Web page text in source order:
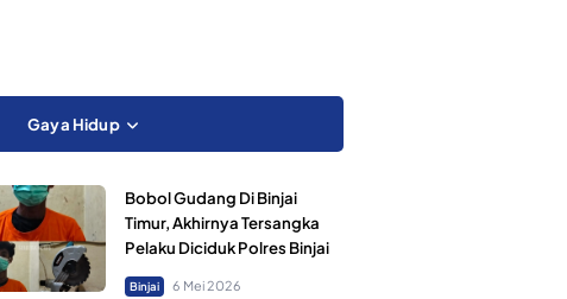
Gaya Hidup
Bobol Gudang Di Binjai
Timur, Akhirnya Tersangka
Pelaku Diciduk Polres Binjai
Binjai 6 Mei 2026